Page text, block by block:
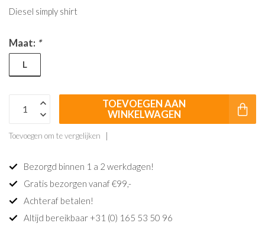
Diesel simply shirt
Maat: *
L
TOEVOEGEN AAN
WINKELWAGEN
Toevoegen om te vergelijken
Bezorgd binnen 1 a 2 werkdagen!
Gratis bezorgen vanaf €99,-
Achteraf betalen!
Altijd bereikbaar +31 (0) 165 53 50 96